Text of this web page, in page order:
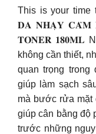
This is your
𝐃𝐀 𝐍𝐇𝐀̣𝐘 𝐂𝐀̉𝐌
𝐓𝐎𝐍𝐄𝐑 𝟏𝟖𝟎𝐌𝐋
không cần thiết,
quan trọng trong
giúp làm sạch
mà bước rửa mặt
giúp cân bằng độ
trước những